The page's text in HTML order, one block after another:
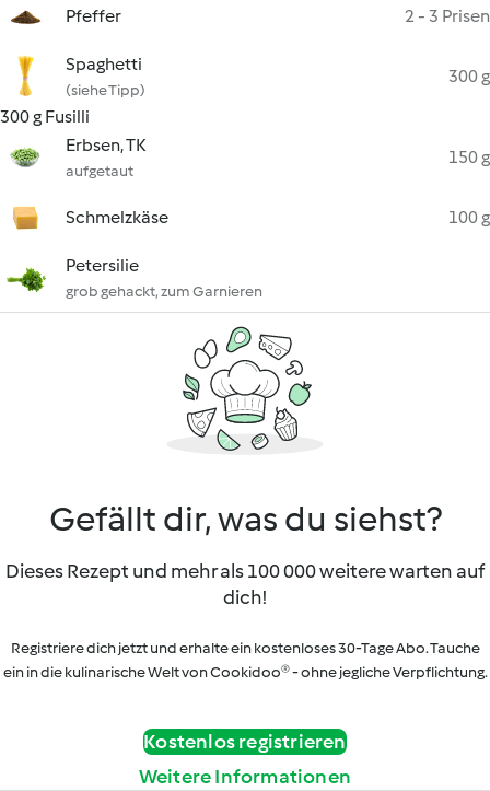
Pfeffer 2 - 3 Prisen
Spaghetti
(siehe Tipp)
300 g
300 g Fusilli
Erbsen, TK
aufgetaut
150 g
Schmelzkäse 100 g
Petersilie
grob gehackt, zum Garnieren
Gefällt dir, was du siehst?
Dieses Rezept und mehr als 100 000 weitere warten auf
dich!
Registriere dich jetzt und erhalte ein kostenloses 30-Tage Abo. Tauche
ein in die kulinarische Welt von Cookidoo® - ohne jegliche Verpflichtung.
Kostenlos registrieren
Weitere Informationen